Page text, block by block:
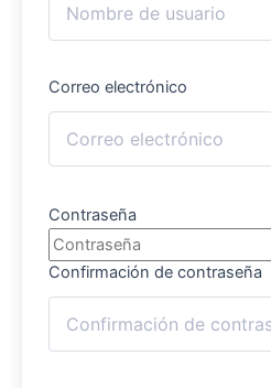
Correo electrónico
Contraseña
Confirmación de contraseña